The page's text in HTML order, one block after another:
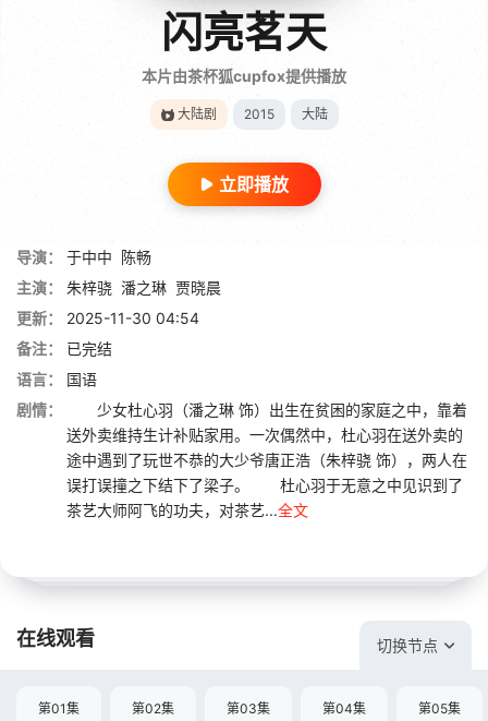
闪亮茗天
本片由茶杯狐cupfox提供播放
大陆剧 2015 大陆
立即播放
导演： 于中中
陈畅
主演：
朱梓骁 潘之琳 贾晓晨
更新：
2025-11-30 04:54
备注：
已完结
语言：
国语
剧情：
少女杜心羽（潘之琳 饰）出生在贫困的家庭之中，靠着
送外卖维持生计补贴家用。一次偶然中，杜心羽在送外卖的
途中遇到了玩世不恭的大少爷唐正浩（朱梓骁 饰），两人在
误打误撞之下结下了梁子。 杜心羽于无意之中见识到了
茶艺大师阿飞的功夫，对茶艺...全文
在线观看 切换节点
第01集 第02集 第03集 第04集 第05集